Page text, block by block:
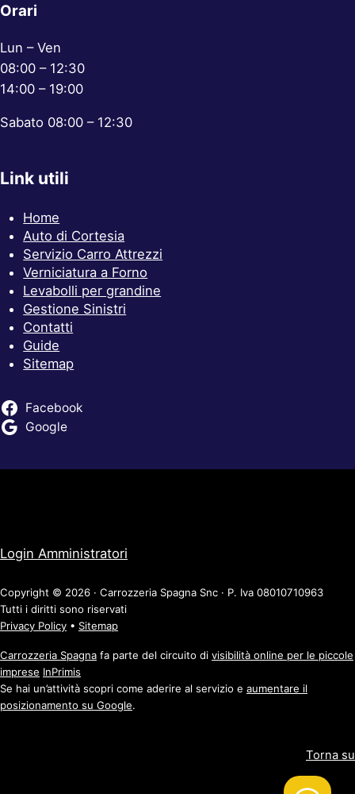
Orari
Lun – Ven
08:00 – 12:30
14:00 – 19:00
Sabato 08:00 – 12:30
Link utili
Home
Auto di Cortesia
Servizio Carro Attrezzi
Verniciatura a Forno
Levabolli per grandine
Gestione Sinistri
Contatti
Guide
Sitemap
Facebook
Google
Login Amministratori
Copyright © 2026 · Carrozzeria Spagna Snc · P. Iva 08010710963
Tutti i diritti sono riservati
Privacy Policy • Sitemap
Carrozzeria Spagna fa parte del circuito divisibilità online per le piccole
imprese InPrimis
Se hai un’attività scopri come aderire al servizio eaumentare il
posizionamento su Google.
Torna su